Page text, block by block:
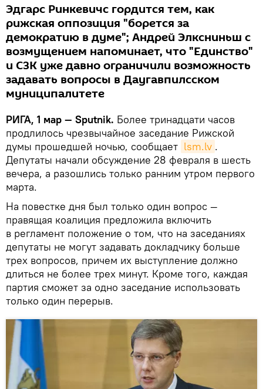
Эдгарс Ринкевичс гордится тем, как
рижская оппозиция "борется за
демократию в думе"; Андрей Элксниньш с
возмущением напоминает, что "Единство"
и СЗК уже давно ограничили возможность
задавать вопросы в Даугавпилсском
муниципалитете
РИГА, 1 мар — Sputnik. Более тринадцати часов
продлилось чрезвычайное заседание Рижской
думы прошедшей ночью, сообщает lsm.lv .
Депутаты начали обсуждение 28 февраля в шесть
вечера, а разошлись только ранним утром первого
марта.
На повестке дня был только один вопрос —
правящая коалиция предложила включить
в регламент положение о том, что на заседаниях
депутаты не могут задавать докладчику больше
трех вопросов, причем их выступление должно
длиться не более трех минут. Кроме того, каждая
партия сможет за одно заседание использовать
только один перерыв.